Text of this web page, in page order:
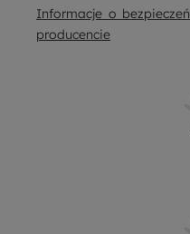
Informacje o
producencie